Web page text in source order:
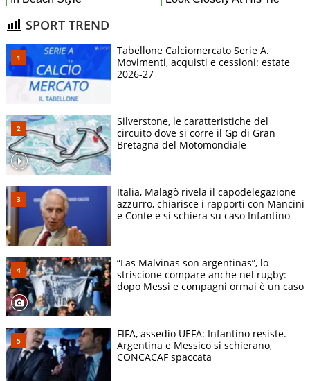
SPORT TREND
Tabellone Calciomercato Serie A.
Movimenti, acquisti e cessioni: estate
2026-27
Silverstone, le caratteristiche del
circuito dove si corre il Gp di Gran
Bretagna del Motomondiale
Italia, Malagò rivela il capodelegazione
azzurro, chiarisce i rapporti con Mancini
e Conte e si schiera su caso Infantino
“Las Malvinas son argentinas”, lo
striscione compare anche nel rugby:
dopo Messi e compagni ormai è un caso
FIFA, assedio UEFA: Infantino resiste.
Argentina e Messico si schierano,
CONCACAF spaccata